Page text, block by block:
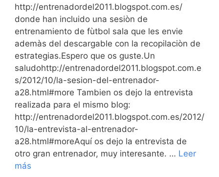
http://entrenadordel2011.blogspot.com.es/
donde han incluido una sesiòn de
entrenamiento de fùtbol sala que les envie
ademàs del descargable con la recopilaciòn de
estrategias.Espero que os guste.Un
saludohttp://entrenadordel2011.blogspot.com.e
s/2012/10/la-sesion-del-entrenador-
a28.html#more Tambien os dejo la entrevista
realizada para el mismo blog:
http://entrenadordel2011.blogspot.com.es/2012/
10/la-entrevista-al-entrenador-
a28.html#moreAquí os dejo la entrevista de
otro gran entrenador, muy interesante. … Leer
más